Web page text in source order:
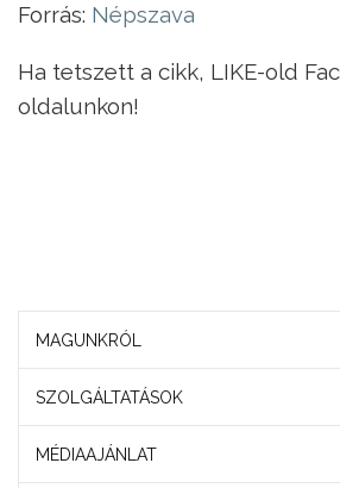
Forrás: Népszava
Ha tetszett a cikk, LIKE-old
oldalunkon!
MAGUNKRÓL
SZOLGÁLTATÁSOK
MÉDIAAJÁNLAT